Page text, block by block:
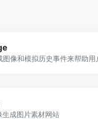
图像和模拟历史事件来帮助用
生成图片素材网站